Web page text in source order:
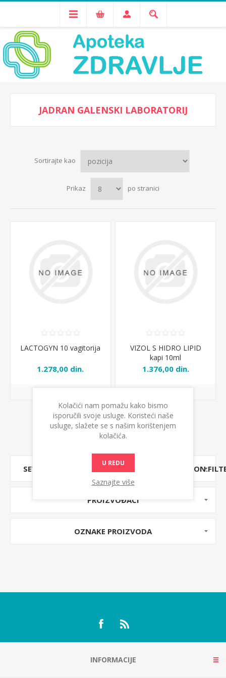
JADRAN GALENSKI LABORATORIJ
Sortirajte kao
Prikaz po stranici
LACTOGYN 10 vagitorija
1.278,00 din.
VIZOL S HIDRO LIPID
kapi 10ml
1.376,00 din.
PROIZVOĐAČI
OZNAKE PROIZVODA
INFORMACIJE
Kolačići nam pomažu kako bismo
isporučili svoje usluge. Koristeći naše
usluge, slažete se s našim korištenjem
kolačića.
U REDU
Saznajte više